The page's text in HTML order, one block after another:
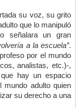
su voz, su grito
que lo manipuló
señalara un gran
a la escuela”.
por el mundo
analistas, etc.)-,
hay un espacio
mundo adulto quien
su derecho a una